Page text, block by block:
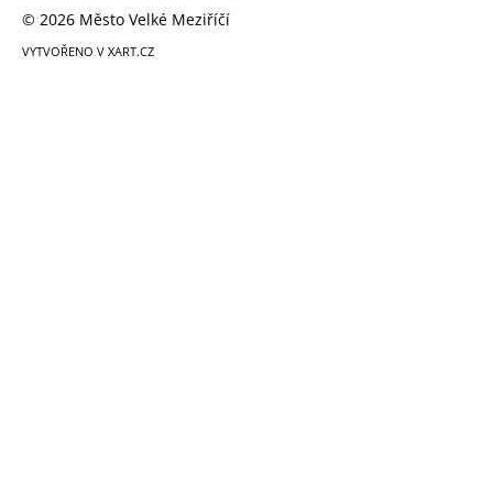
© 2026 Město Velké Meziříčí
VYTVOŘENO V XART.CZ